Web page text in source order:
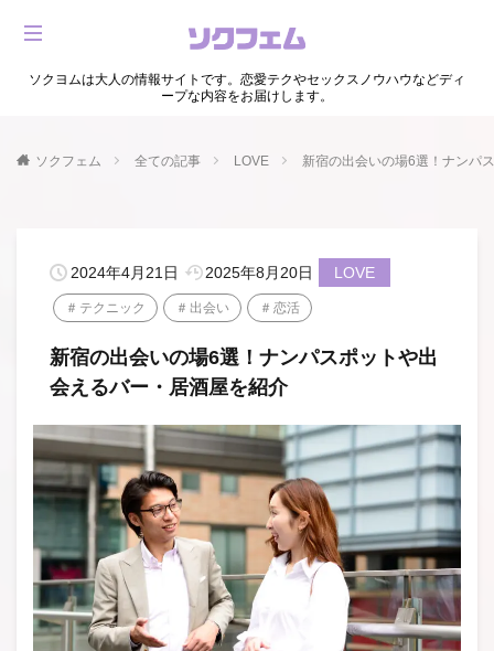
ソクヨムは大人の情報サイトです。恋愛テクやセックスノウハウなどディ
ープな内容をお届けします。
ソクフェム 全ての記事 LOVE 新宿の出会いの場6選！ナンパ
2024年4月21日 2025年8月20日 LOVE
テクニック 出会い 恋活
新宿の出会いの場6選！ナンパスポットや出
会えるバー・居酒屋を紹介